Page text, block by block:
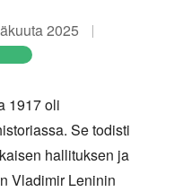
2025
1917 oli
Se todisti
hallituksen ja
Vladimir Leninin